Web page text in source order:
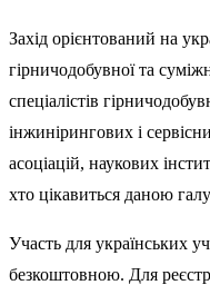
Захід орієнтований на
гірничодобувної та
спеціалістів
інжинірингових і
асоціацій, наукових
хто цікавиться даною
Участь для українських
безкоштовною. Для